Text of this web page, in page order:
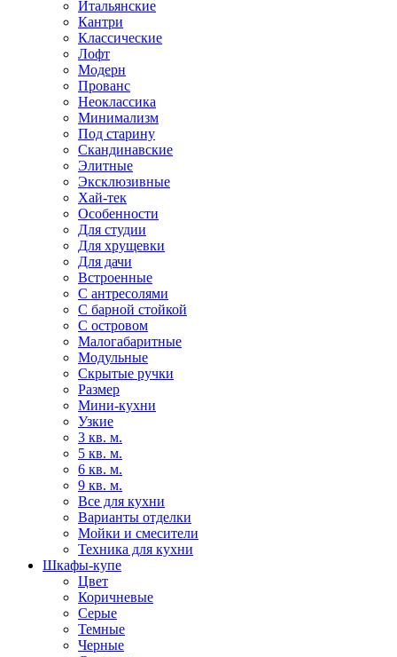
Итальянские
Кантри
Классические
Лофт
Модерн
Прованс
Неоклассика
Минимализм
Под старину
Скандинавские
Элитные
Эксклюзивные
Хай-тек
Особенности
Для студии
Для хрущевки
Для дачи
Встроенные
С антресолями
С барной стойкой
С островом
Малогабаритные
Модульные
Скрытые ручки
Размер
Мини-кухни
Узкие
3 кв. м.
5 кв. м.
6 кв. м.
9 кв. м.
Все для кухни
Варианты отделки
Мойки и смесители
Техника для кухни
Шкафы-купе
Цвет
Коричневые
Серые
Темные
Черные